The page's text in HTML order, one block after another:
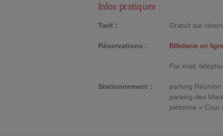
Infos pratiques :
Tarif : Gratuit sur
Réservations : Billetterie en
Par mail,
Stationnement :
parking Réunion
parking des
piétonne « Cour